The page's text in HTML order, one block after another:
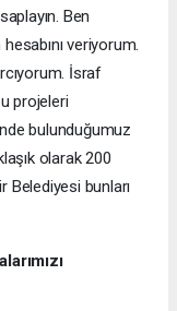
Ben
veriyorum.
İsraf
projeleri
bulunduğumuz
olarak 200
bunları